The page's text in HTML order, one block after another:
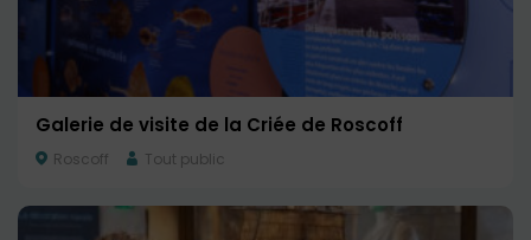
Galerie de visite de la Criée de Roscoff
Roscoff Tout public